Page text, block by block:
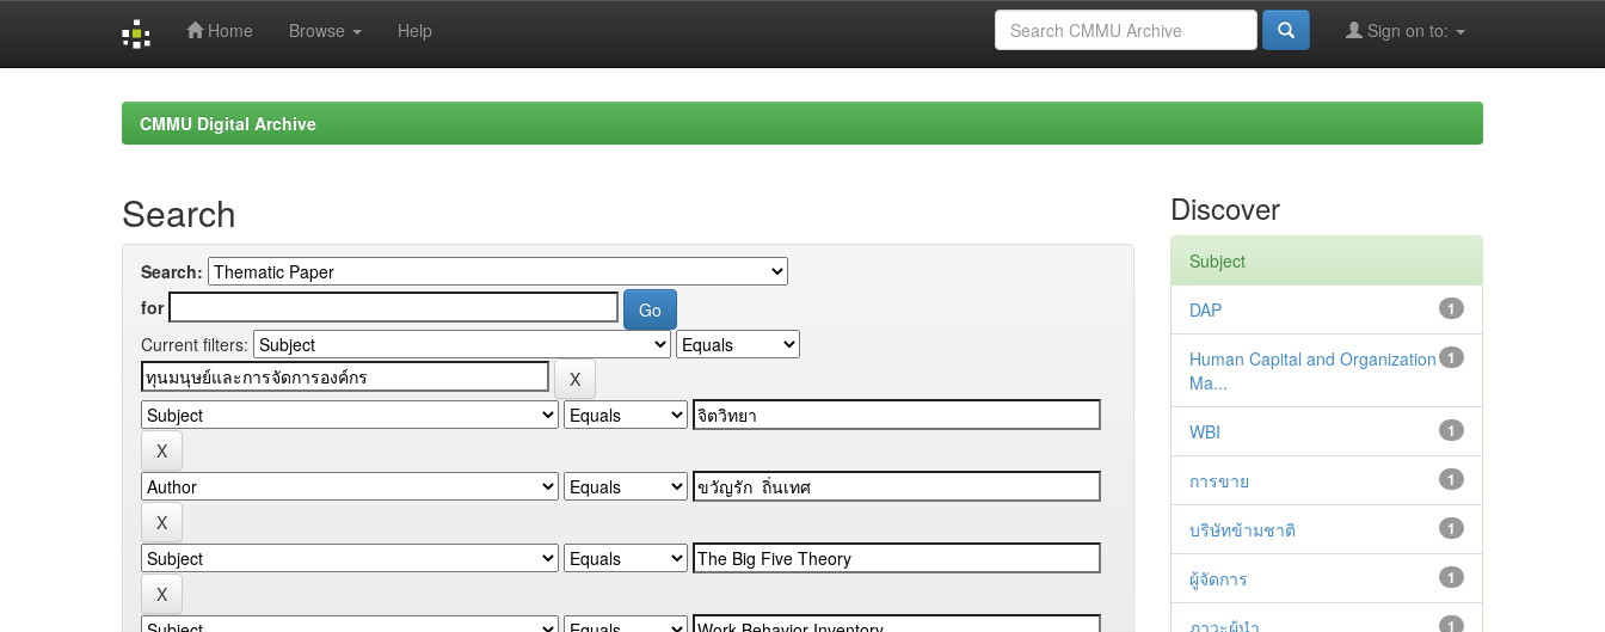
Home Browse Help Sign on to:
CMMU Digital Archive
Search
Search:
for
Current filters:
Discover
Subject
1
DAP
1
Human Capital and Organization
Ma...
1
WBI
1
การขาย
1
บริษัทข้ามชาติ
1
ผู้จัดการ
1
ภาวะผู้นำ